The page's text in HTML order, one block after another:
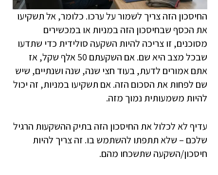
החיסכון הזה צריך לשמור על ערכו. כלומר, אל תשקיעו
את הכסף שבחיסכון הזה במניות או במכשירים
מסוכנים, זו צריכה להיות השקעה סולידית כדי שתדעו
שבכל מצב היא שם. אם השקעתם 50 אלף שקל, אז
אתם אמורים לדעת, בעוד חצי שנה, שנה ושנתיים, שיש
שם לפחות את הסכום הזה. אם תשקיעו במניות, זה יכול
להיות משמעותית נמוך מזה.
עדיף לא לכלול את החיסכון הזה בתיק ההשקעות הרגיל
שלכם – שלא תתפתו להשתמש בו. זה צריך להיות
חיסכון/השקעה שתשכחו מהם.